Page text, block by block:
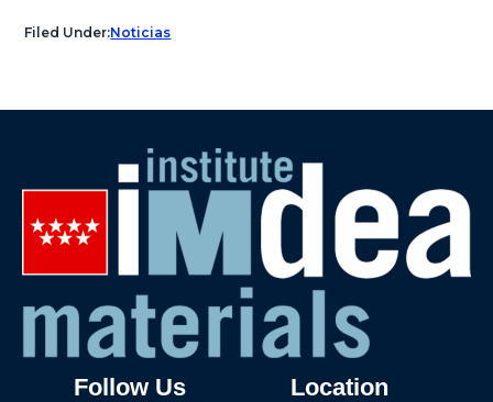
Filed Under:Noticias
Follow Us Location